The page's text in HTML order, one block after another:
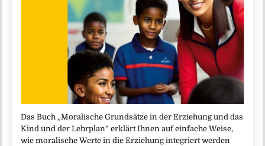
Das Buch „Moralische Grundsätze in der Erziehung und das
Kind und der Lehrplan“ erklärt Ihnen auf einfache Weise,
wie moralische Werte in die Erziehung integriert werden